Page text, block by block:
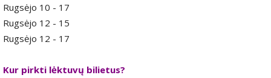
Rugsėjo 10 - 17
Rugsėjo 12 - 15
Rugsėjo 12 - 17
Kur pirkti lėktuvų bilietus?